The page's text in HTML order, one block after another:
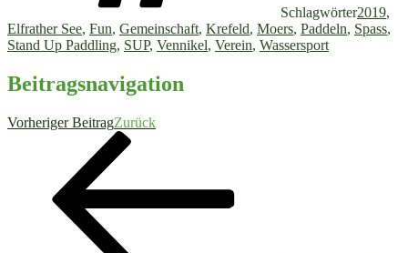
Schlagwörter2019,
Elfrather See, Fun, Gemeinschaft, Krefeld, Moers, Paddeln, Spass,
Stand Up Paddling, SUP, Vennikel, Verein, Wassersport
Beitragsnavigation
Vorheriger BeitragZurück